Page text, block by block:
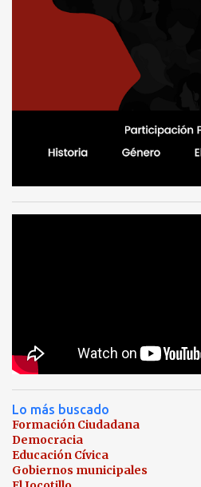
incluye una breve descripción de
Lo más buscado
Formación Ciudadana
Democracia
Educación Cívica
Gobiernos municipales